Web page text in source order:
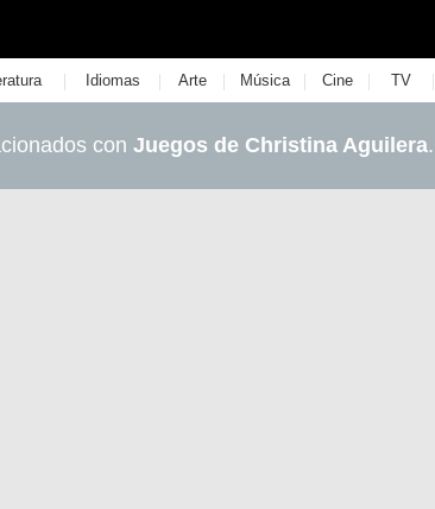
| Idiomas | Arte | Música | Cine | TV |
con Juegos de Christina Aguilera.